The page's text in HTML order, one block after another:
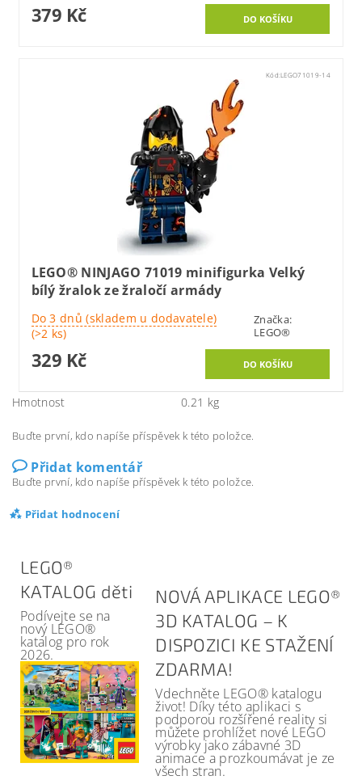
379 Kč
Kód:LEGO71019-14
LEGO® NINJAGO 71019 minifigurka Velký
bílý žralok ze žraločí armády
Do 3 dnů (skladem u dodavatele)
(>2 ks)
Značka:
LEGO®
329 Kč
Hmotnost 0.21 kg
Buďte první, kdo napíše příspěvek k této položce.
Přidat komentář
Buďte první, kdo napíše příspěvek k této položce.
Přidat hodnocení
LEGO®
KATALOG děti
Podívejte se na
nový LEGO®
katalog pro rok
2026.
NOVÁ APLIKACE LEGO®
3D KATALOG – K
DISPOZICI KE STAŽENÍ
ZDARMA!
Vdechněte LEGO® katalogu
život! Díky této aplikaci s
podporou rozšířené reality si
můžete prohlížet nové LEGO
výrobky jako zábavné 3D
animace a prozkoumávat je ze
všech stran.